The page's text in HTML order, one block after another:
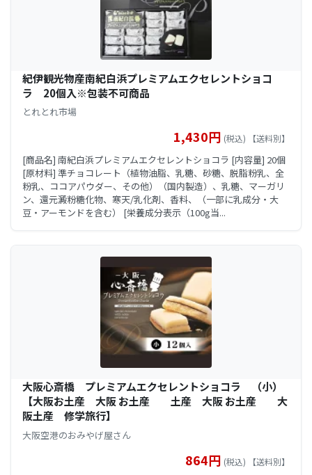
紀伊観光物産南紀白浜プレミアムエクセレントショコ
ラ 20個入※包装不可商品
とれとれ市場
1,430円 (税込) 【送料別】
[商品名] 南紀白浜プレミアムエクセレントショコラ [内容量] 20個
[原材料] 準チョコレート（植物油脂、乳糖、砂糖、脱脂粉乳、全
粉乳、ココアパウダー、その他）（国内製造）、乳糖、マーガリ
ン、還元澱粉糖化物、寒天/乳化剤、香料、（一部に乳成分・大
豆・アーモンドを含む） [栄養成分表示（100g当...
大阪心斎橋 プレミアムエクセレントショコラ （小）
【大阪お土産 大阪 お土産 土産 大阪 お土産 大
阪土産 修学旅行】
大阪空港のおみやげ屋さん
864円 (税込) 【送料別】